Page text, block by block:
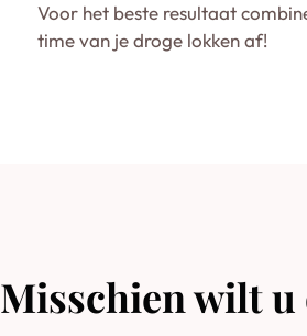
Voor het beste resultaat
time van je droge lokken af!
Misschien wilt u